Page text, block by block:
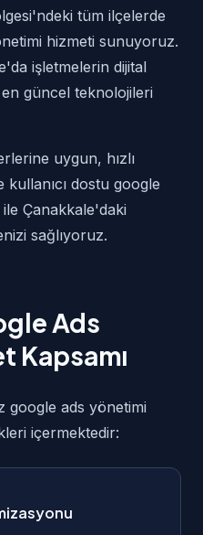
tüm ilçelerde
hizmeti sunuyoruz.
işletmelerin dijital
en güncel teknolojileri
uygun, hızlı
dostu google
Çanakkale'daki
sağlıyoruz.
Ads
Kapsamı
google ads yönetimi
içermektedir: